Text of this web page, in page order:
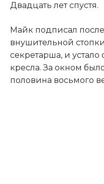
Двадцать лет спустя.
Майк подписал
внушительной
секретарша, и
кресла. За окном
половина восьмого